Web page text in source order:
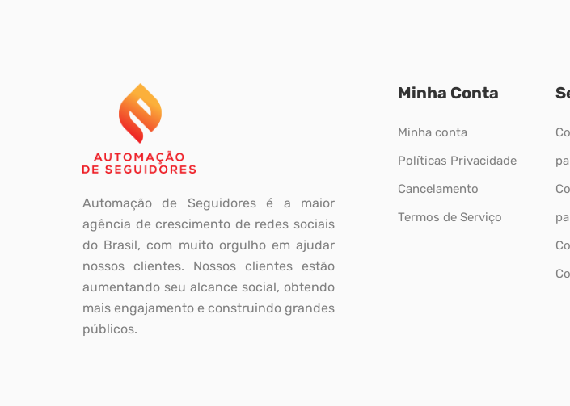
Automação de Seguidores é a maior
agência de crescimento de redes sociais
do Brasil, com muito orgulho em ajudar
nossos clientes. Nossos clientes estão
aumentando seu alcance social, obtendo
mais engajamento e construindo grandes
públicos.
Minha Conta
Minha conta
Políticas Privacidade
Cancelamento
Termos de Serviço